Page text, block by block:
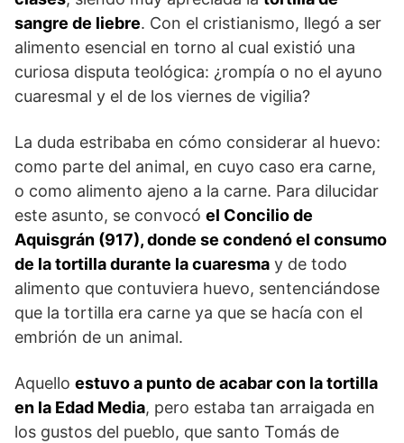
sangre de liebre. Con el cristianismo, llegó a ser
alimento esencial en torno al cual existió una
curiosa disputa teológica: ¿rompía o no el ayuno
cuaresmal y el de los viernes de vigilia?
La duda estribaba en cómo considerar al huevo:
como parte del animal, en cuyo caso era carne,
o como alimento ajeno a la carne. Para dilucidar
este asunto, se convocó el Concilio de
Aquisgrán (917), donde se condenó el consumo
de la tortilla durante la cuaresma y de todo
alimento que contuviera huevo, sentenciándose
que la tortilla era carne ya que se hacía con el
embrión de un animal.
Aquello estuvo a punto de acabar con la tortilla
en la Edad Media, pero estaba tan arraigada en
los gustos del pueblo, que santo Tomás de